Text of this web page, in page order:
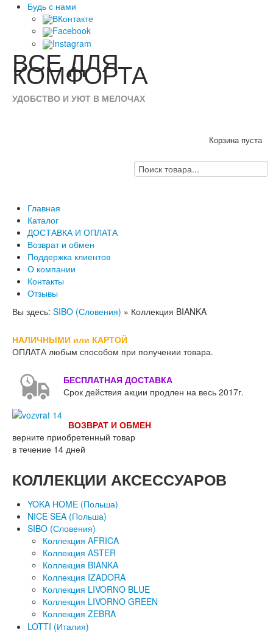
Будь с нами
ВКонтакте
Facebook
Instagram
ВСЕДЛЯ
КОМФОРТА
УДОБСТВО И УЮТ В МЕЛОЧАХ
Корзина пуста
Главная
Каталог
ДОСТАВКА И ОПЛАТА
Возврат и обмен
Поддержка клиентов
О компании
Контакты
Отзывы
Вы здесь: SIBO (Словения) » Коллекция BIANKA
НАЛИЧНЫМИ или КАРТОЙ
ОПЛАТА любым способом при получении товара.
БЕСПЛАТНАЯ ДОСТАВКА
Срок действия акции продлен на весь 2017г.
ВОЗВРАТ И ОБМЕН
верните приобретенный товар
в течение 14 дней
КОЛЛЕКЦИИ АКСЕССУАРОВ
YOKA HOME (Польша)
NICE SEA (Польша)
SIBO (Словения)
Коллекция AFRICA
Коллекция ASTER
Коллекция BIANKA
Коллекция IZADORA
Коллекция LIVORNO BLUE
Коллекция LIVORNO GREEN
Коллекция ZEBRA
LOTTI (Италия)